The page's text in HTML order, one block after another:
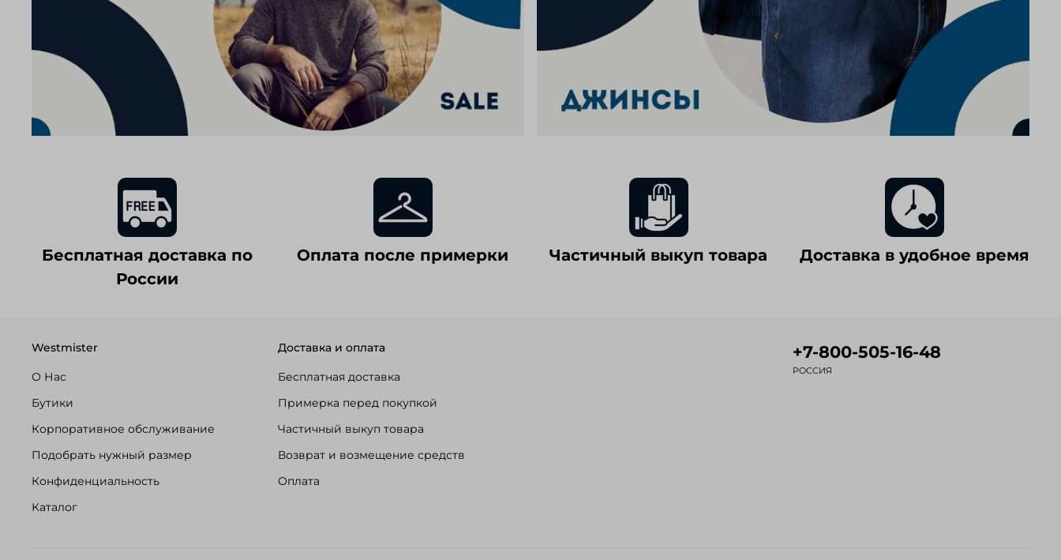
Бесплатная доставка по
России
Оплата после примерки Частичный выкуп товара Доставка в удобное время
Westmister
О Нас
Бутики
Корпоративное обслуживание
Подобрать нужный размер
Конфиденциальность
Каталог
Доставка и оплата
Бесплатная доставка
Примерка перед покупкой
Частичный выкуп товара
Возврат и возмещение средств
Оплата
+7-800-505-16-48
РОССИЯ